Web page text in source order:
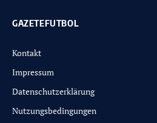
GAZETEFUTBOL
Kontakt
Impressum
Datenschutzerklärung
Nutzungsbedingungen